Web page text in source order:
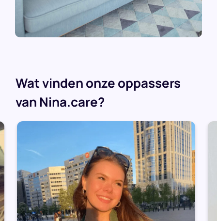
Wat vinden onze oppassers
van Nina.care?